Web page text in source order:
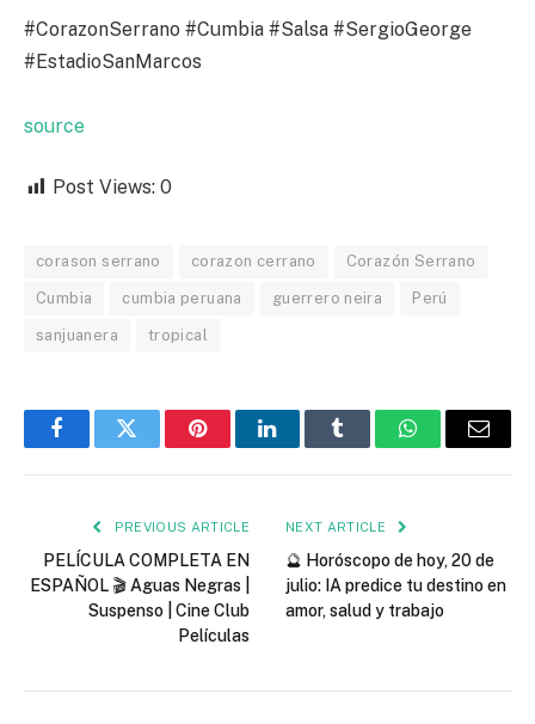
#CorazonSerrano #Cumbia #Salsa #SergioGeorge
#EstadioSanMarcos
source
Post Views: 0
corason serrano corazon cerrano Corazón Serrano
Cumbia cumbia peruana guerrero neira Perú
sanjuanera tropical
FacebookTwitter PinterestLinkedInTumblr WhatsAppEmail
PREVIOUS ARTICLE
PELÍCULA COMPLETA EN
ESPAÑOL 🎬 Aguas Negras |
Suspenso | Cine Club
Películas
NEXT ARTICLE
🔮 Horóscopo de hoy, 20 de
julio: IA predice tu destino en
amor, salud y trabajo